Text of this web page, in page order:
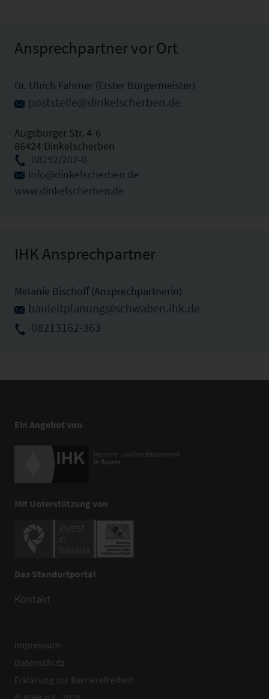
Ansprechpartner vor Ort
Dr. Ulrich Fahrner (Erster Bürgermeister)
poststelle@dinkelscherben.de
Augsburger Str. 4-6
86424 Dinkelscherben
08292/202-0
info@dinkelscherben.de
www.dinkelscherben.de
IHK Ansprechpartner
Melanie Bischoff (Ansprechpartnerin)
bauleitplanung@schwaben.ihk.de
08213162-363
Ein Angebot von
Mit Unterstützung von
Das Standortportal
Kontakt
Impressum
Datenschutz
Erklärung zur Barrierefreiheit